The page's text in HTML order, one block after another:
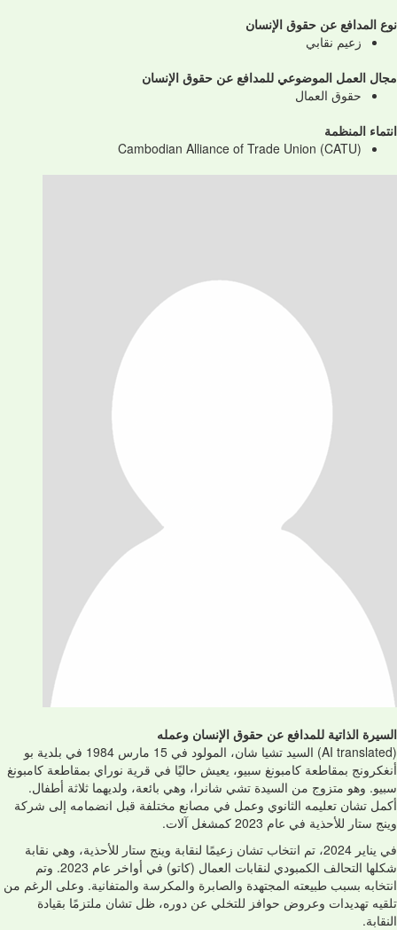
نوع المدافع عن حقوق الإنسان
زعيم نقابي
مجال العمل الموضوعي للمدافع عن حقوق الإنسان
حقوق العمال
انتماء المنظمة
Cambodian Alliance of Trade Union (CATU)
السيرة الذاتية للمدافع عن حقوق الإنسان وعمله
(AI translated) السيد تشيا شان، المولود في 15 مارس 1984 في بلدية بو
أنغكرونج بمقاطعة كامبونغ سبيو، يعيش حاليًا في قرية نوراي بمقاطعة كامبونغ
سبيو. وهو متزوج من السيدة تشي شانرا، وهي بائعة، ولديهما ثلاثة أطفال.
أكمل تشان تعليمه الثانوي وعمل في مصانع مختلفة قبل انضمامه إلى شركة
وينج ستار للأحذية في عام 2023 كمشغل آلات.
في يناير 2024، تم انتخاب تشان زعيمًا لنقابة وينج ستار للأحذية، وهي نقابة
شكلها التحالف الكمبودي لنقابات العمال (كاتو) في أواخر عام 2023. وتم
انتخابه بسبب طبيعته المجتهدة والصابرة والمكرسة والمتفانية. وعلى الرغم من
تلقيه تهديدات وعروض حوافز للتخلي عن دوره، ظل تشان ملتزمًا بقيادة
النقابة.